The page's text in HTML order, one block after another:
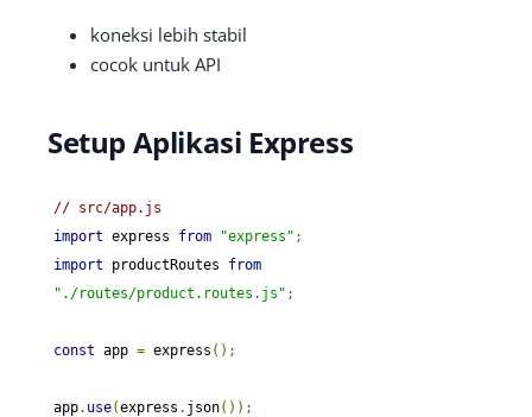
koneksi lebih stabil
cocok untuk API
Setup Aplikasi Express
// src/app.js
import express from "express" ;
import productRoutes from
"./routes/product.routes.js" ;
const app = express ();
app. use(express . json());